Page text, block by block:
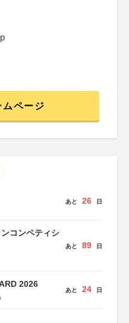
ムページ
あと 26 日
コンペティシ
あと 89 日
2026
あと 24 日